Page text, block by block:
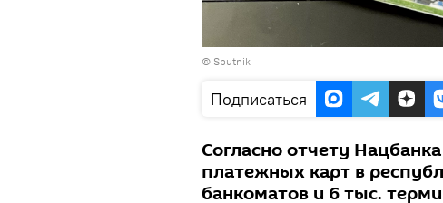
© Sputnik
Подписаться
Согласно отчету
платежных карт в
банкоматов и 6 тыс.